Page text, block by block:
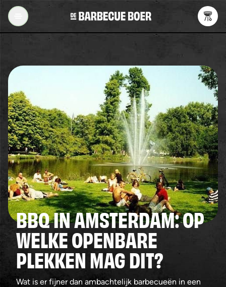
Ga naar inhoud
De Barbecue Boer
BBQ IN AMSTERDAM: OP
WELKE OPENBARE
PLEKKEN MAG DIT?
Wat is er fijner dan ambachtelijk barbecueën in een